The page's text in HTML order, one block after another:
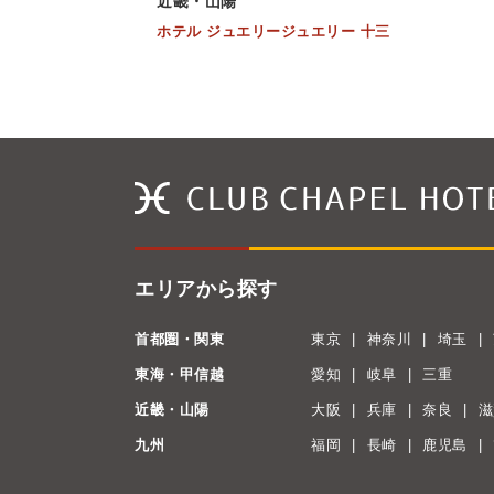
ホテル ジュエリージュエリー 十三
エリアから探す
首都圏・関東 東京 神奈川 埼玉
東海・甲信越 愛知 岐阜 三重
近畿・山陽 大阪 兵庫 奈良
九州 福岡 長崎 鹿児島